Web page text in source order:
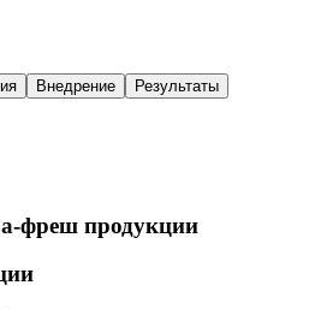
Внедрение Результаты
фреш продукции